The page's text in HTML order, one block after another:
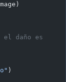
el daño es
)